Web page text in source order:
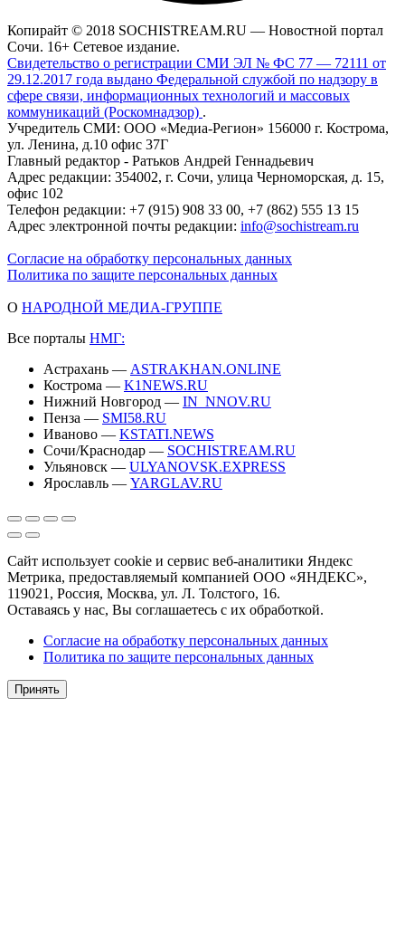
Копирайт © 2018 SOCHISTREAM.RU — Новостной портал
Сочи. 16+ Сетевое издание.
Свидетельство о регистрации СМИ ЭЛ № ФС 77 — 72111 от
29.12.2017 года выдано Федеральной службой по надзору в
сфере связи, информационных технологий и массовых
коммуникаций (Роскомнадзор) .
Учредитель СМИ: ООО «Медиа-Регион» 156000 г. Кострома,
ул. Ленина, д.10 офис 37Г
Главный редактор - Ратьков Андрей Геннадьевич
Адрес редакции: 354002, г. Сочи, улица Черноморская, д. 15,
офис 102
Телефон редакции: +7 (915) 908 33 00, +7 (862) 555 13 15
Адрес электронной почты редакции: info@sochistream.ru
Согласие на обработку персональных данных
Политика по защите персональных данных
О НАРОДНОЙ МЕДИА-ГРУППЕ
Все порталы НМГ:
Астрахань — ASTRAKHAN.ONLINE
Кострома — K1NEWS.RU
Нижний Новгород — IN_NNOV.RU
Пенза — SMI58.RU
Иваново — KSTATI.NEWS
Сочи/Краснодар — SOCHISTREAM.RU
Ульяновск — ULYANOVSK.EXPRESS
Ярославль — YARGLAV.RU
Сайт использует cookie и сервис веб-аналитики Яндекс
Метрика, предоставляемый компанией ООО «ЯНДЕКС»,
119021, Россия, Москва, ул. Л. Толстого, 16.
Оставаясь у нас, Вы соглашаетесь с их обработкой.
Согласие на обработку персональных данных
Политика по защите персональных данных
Принять